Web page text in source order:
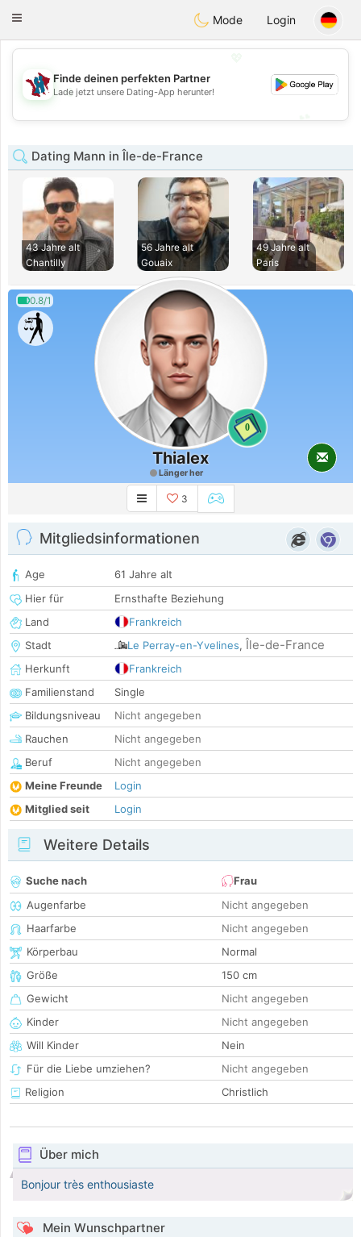
Taimerais
Toggle
Mode Login
💖
💕
Finde deinen perfekten Partner
Lade jetzt unsere Dating-App herunter!
Dating Mann in Île-de-France
43 Jahre alt
Chantilly
56 Jahre alt
Gouaix
49 Jahre alt
Paris
0.8/1
0
Thialex
Länger her
3
Mitgliedsinformationen
Age
61 Jahre alt
Hier für
Ernsthafte Beziehung
Land
Frankreich
Stadt
Le Perray-en-Yvelines, Île-de-France
Herkunft
Frankreich
Familienstand
Single
Bildungsniveau
Nicht angegeben
Rauchen
Nicht angegeben
Beruf
Nicht angegeben
Meine Freunde
Login
Mitglied seit
Login
Weitere Details
Suche nach
Frau
Augenfarbe
Nicht angegeben
Haarfarbe
Nicht angegeben
Körperbau
Normal
Größe
150 cm
Gewicht
Nicht angegeben
Kinder
Nicht angegeben
Will Kinder
Nein
Für die Liebe umziehen?
Nicht angegeben
Religion
Christlich
Über mich
Bonjour très enthousiaste
Mein Wunschpartner